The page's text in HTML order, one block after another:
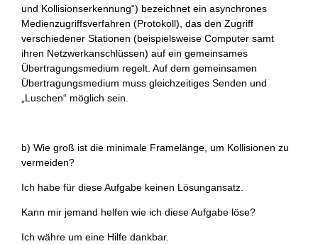
und Kollisionserkennung“) bezeichnet ein asynchrones
Medienzugriffsverfahren (Protokoll), das den Zugriff
verschiedener Stationen (beispielsweise Computer samt
ihren Netzwerkanschlüssen) auf ein gemeinsames
Übertragungsmedium regelt. Auf dem gemeinsamen
Übertragungsmedium muss gleichzeitiges Senden und
„Luschen“ möglich sein.
b) Wie groß ist die minimale Framelänge, um Kollisionen zu
vermeiden?
Ich habe für diese Aufgabe keinen Lösungansatz.
Kann mir jemand helfen wie ich diese Aufgabe löse?
Ich währe um eine Hilfe dankbar.